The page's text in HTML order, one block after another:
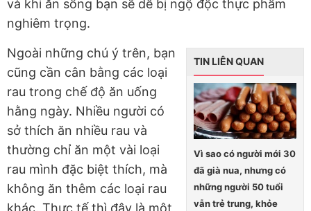
và khi ăn sống bạn sẽ dễ bị ngộ độc thực phẩm
nghiêm trọng.
TIN LIÊN QUAN
Vì sao có người mới 30
đã già nua, nhưng có
những người 50 tuổi
vẫn trẻ trung, khỏe
Ngoài những chú ý trên, bạn
cũng cần cân bằng các loại
rau trong chế độ ăn uống
hằng ngày. Nhiều người có
sở thích ăn nhiều rau và
thường chỉ ăn một vài loại
rau mình đặc biệt thích, mà
không ăn thêm các loại rau
khác. Thực tế thì đây là một